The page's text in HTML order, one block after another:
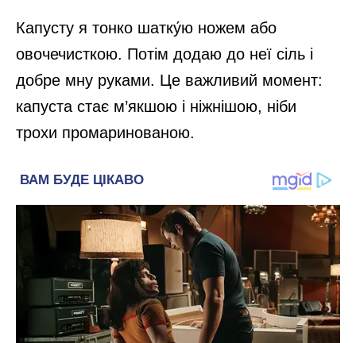
Капусту я тонко шатку́ю ножем або
овочечисткою. Потім додаю до неї сіль і
добре мну руками. Це важливий момент:
капуста стає м’якшою і ніжнішою, ніби
трохи промаринованою.